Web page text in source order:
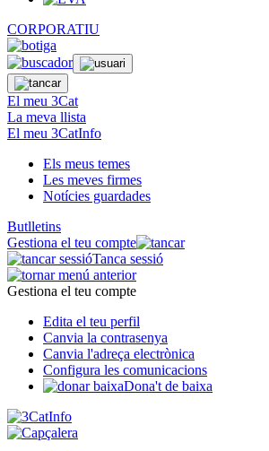
CORPORATIU
El meu 3Cat
La meva llista
El meu 3CatInfo
Els meus temes
Les meves firmes
Notícies guardades
Butlletins
Gestiona el teu compte
Tanca sessió
Gestiona el teu compte
Edita el teu perfil
Canvia la contrasenya
Canvia l'adreça electrònica
Configura les comunicacions
Dona't de baixa